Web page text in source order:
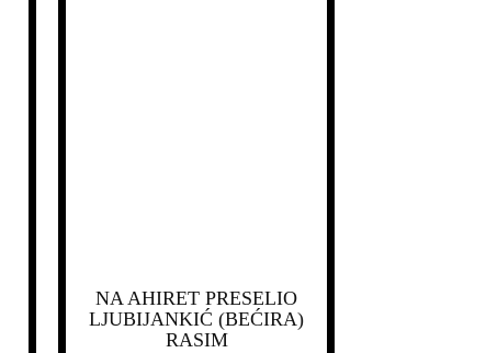
NA AHIRET PRESELIO
LJUBIJANKIĆ (BEĆIRA)
RASIM